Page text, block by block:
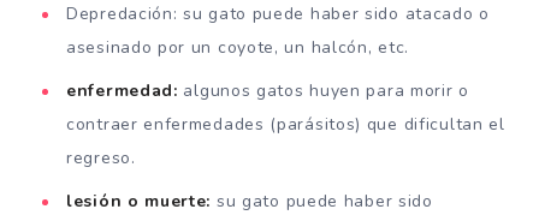
Depredación: su gato puede haber sido atacado o
asesinado por un coyote, un halcón, etc.
enfermedad: algunos gatos huyen para morir o
contraer enfermedades (parásitos) que dificultan el
regreso.
lesión o muerte: su gato puede haber sido